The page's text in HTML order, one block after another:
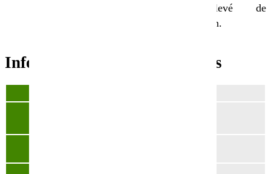
risque élevé de
météorisation.
Informations complémentaires